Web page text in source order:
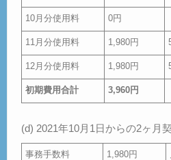
10月分使用料 0円
11月分使用料 1,980円
12月分使用料 1,980円
初期費用合計 3,960円
(d) 2021年10月1日からの2ヶ月
事務手数料 1,980円